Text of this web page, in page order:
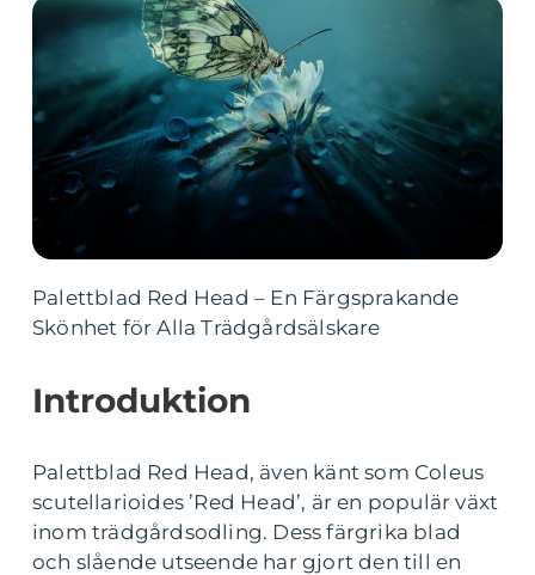
Palettblad Red Head – En Färgsprakande
Skönhet för Alla Trädgårdsälskare
Introduktion
Palettblad Red Head, även känt som Coleus
scutellarioides ’Red Head’, är en populär växt
inom trädgårdsodling. Dess färgrika blad
och slående utseende har gjort den till en